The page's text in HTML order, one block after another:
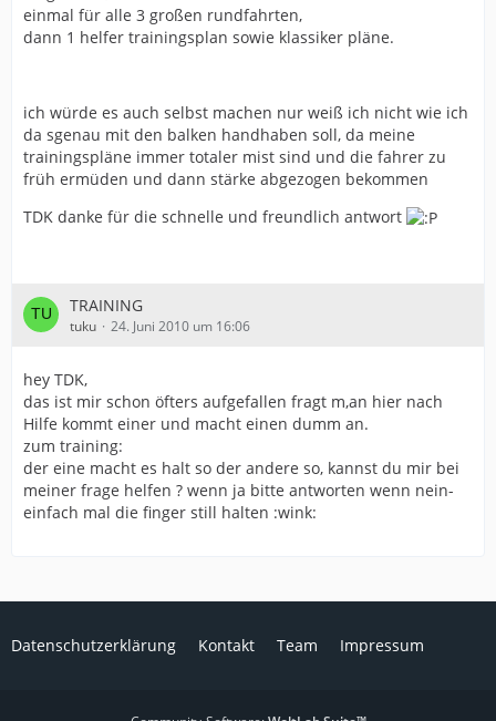
einmal für alle 3 großen rundfahrten,
dann 1 helfer trainingsplan sowie klassiker pläne.
ich würde es auch selbst machen nur weiß ich nicht wie ich
da sgenau mit den balken handhaben soll, da meine
trainingspläne immer totaler mist sind und die fahrer zu
früh ermüden und dann stärke abgezogen bekommen
TDK danke für die schnelle und freundlich antwort
TRAINING
tuku 24. Juni 2010 um 16:06
hey TDK,
das ist mir schon öfters aufgefallen fragt m,an hier nach
Hilfe kommt einer und macht einen dumm an.
zum training:
der eine macht es halt so der andere so, kannst du mir bei
meiner frage helfen ? wenn ja bitte antworten wenn nein-
einfach mal die finger still halten :wink:
Datenschutzerklärung Kontakt Team Impressum